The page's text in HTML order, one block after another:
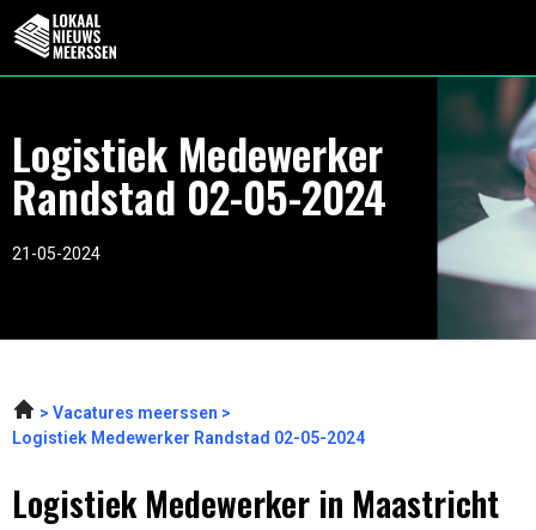
Logistiek Medewerker
Randstad 02-05-2024
21-05-2024
Vacatures meerssen
Logistiek Medewerker Randstad 02-05-2024
Logistiek Medewerker in Maastricht